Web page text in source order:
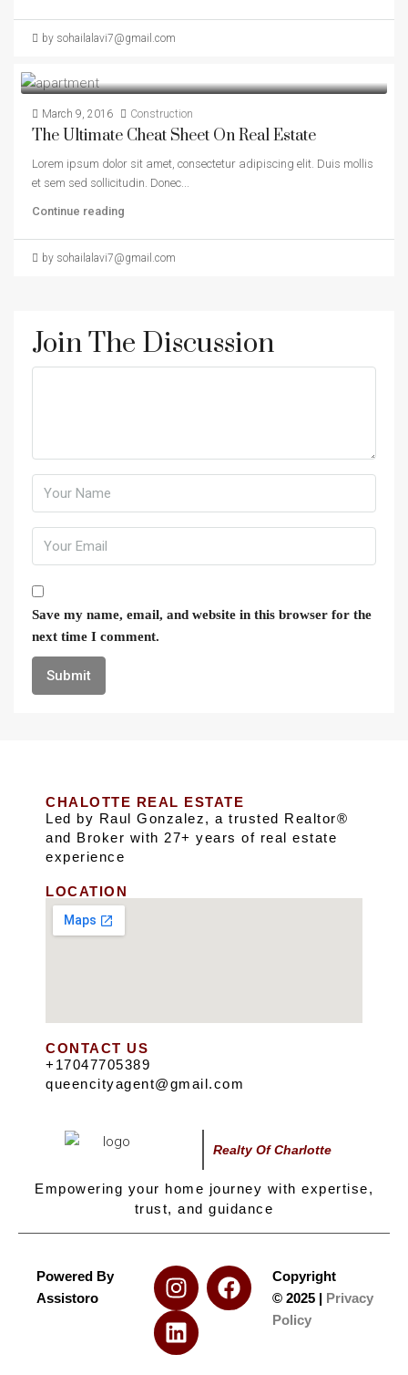
by sohailalavi7@gmail.com
March 9, 2016 Construction
The Ultimate Cheat Sheet On Real Estate
Lorem ipsum dolor sit amet, consectetur adipiscing elit. Duis mollis
et sem sed sollicitudin. Donec...
Continue reading
by sohailalavi7@gmail.com
Join The Discussion
Save my name, email, and website in this browser for the
next time I comment.
CHALOTTE REAL ESTATE
Led by Raul Gonzalez, a trusted Realtor®
and Broker with 27+ years of real estate
experience
LOCATION
CONTACT US
+17047705389
queencityagent@gmail.com
Realty Of Charlotte
Empowering your home journey with expertise,
trust, and guidance
Powered By
Assistoro
Copyright
© 2025| Privacy
Policy